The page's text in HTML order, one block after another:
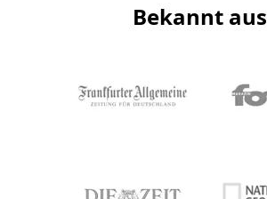
Bekannt aus